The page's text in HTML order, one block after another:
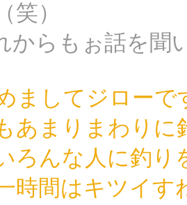
笑）
からもぉ話を聞
ましてジローで
あまりまわりに
ろんな人に釣り
時間はキツイす